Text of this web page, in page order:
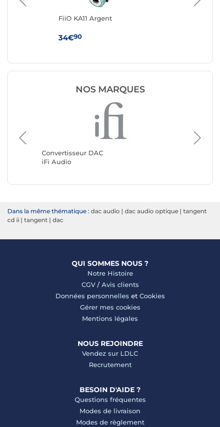
FiiO KA11 Argent
34€90
NOS MARQUES
Convertisseur DAC
iFi Audio
FiiO
Dans la même thématique : dac audio | dac audio optique | tangent
cd ii | tangent | dac
QUI SOMMES NOUS ?
Notre Histoire
CGV/ Avis clients
Données personnelles et Cookies
Gérer mes cookies
Mentions légales
NOUS REJOINDRE
Vendez sur LDLC
Recrutement
BESOIN D'AIDE ?
Questions fréquentes
Modes de livraison
Modes de règlement